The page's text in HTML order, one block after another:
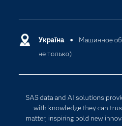
Україна
Машинное
не только)
SAS data and AI solutions
with knowledge they can
matter, inspiring bold new
For
Events
Cloud